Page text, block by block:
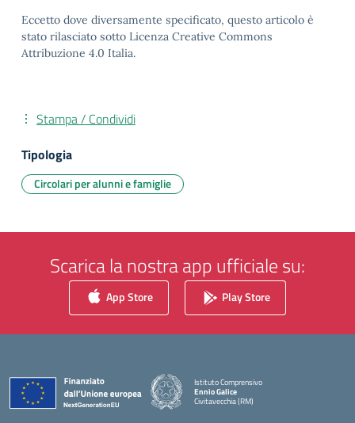
Eccetto dove diversamente specificato, questo articolo è
stato rilasciato sotto Licenza Creative Commons
Attribuzione 4.0 Italia.
Stampa / Condividi
Tipologia
Circolari per alunni e famiglie
Scarica la nostra app ufficiale su:
App Store Play Store
Istituto Comprensivo
Ennio Galice
Civitavecchia (RM)